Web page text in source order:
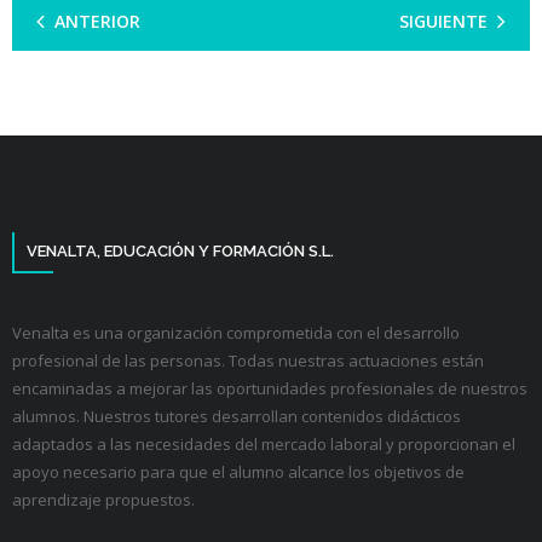
ANTERIOR SIGUIENTE
VENALTA, EDUCACIÓN Y FORMACIÓN S.L.
Venalta es una organización comprometida con el desarrollo
profesional de las personas. Todas nuestras actuaciones están
encaminadas a mejorar las oportunidades profesionales de nuestros
alumnos. Nuestros tutores desarrollan contenidos didácticos
adaptados a las necesidades del mercado laboral y proporcionan el
apoyo necesario para que el alumno alcance los objetivos de
aprendizaje propuestos.